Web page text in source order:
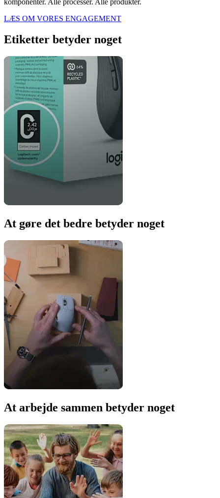
komponenter. Alle processer. Alle produkter.
LÆS OM VORES ENGAGEMENT
Etiketter betyder noget
At gøre det bedre betyder noget
At arbejde sammen betyder noget